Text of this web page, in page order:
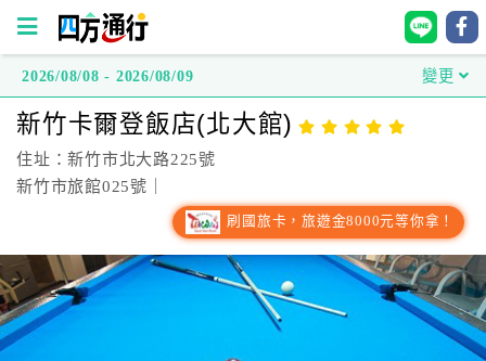
方
通
行
台
灣
2026/08/08 - 2026/08/09 變更
新竹卡爾登飯店(北大館)
住址：新竹市北大路225號
新竹市旅館025號｜
刷國旅卡，旅遊金8000元等你拿！